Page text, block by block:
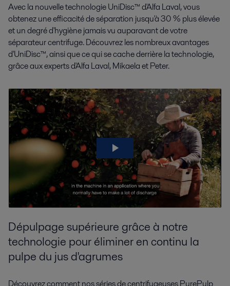
Avec la nouvelle technologie UniDisc™ d'Alfa Laval, vous
obtenez une efficacité de séparation jusqu'à 30 % plus élevée
et un degré d'hygiène jamais vu auparavant de votre
séparateur centrifuge. Découvrez les nombreux avantages
d'UniDisc™, ainsi que ce qui se cache derrière la technologie,
grâce aux experts d'Alfa Laval, Mikaela et Peter.
Dépulpage supérieure grâce à notre
technologie pour éliminer en continu la
pulpe du jus d'agrumes